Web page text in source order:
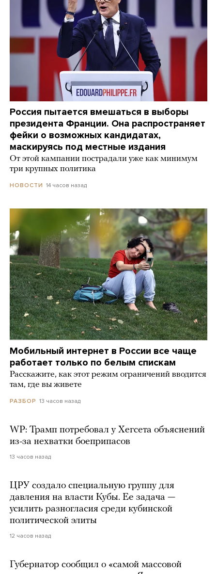
Россия пытается вмешаться в выборы
президента Франции. Она распространяет
фейки о возможных кандидатах,
маскируясь под местные издания
От этой кампании пострадали уже как минимум
три крупных политика
НОВОСТИ 14 часов назад
Мобильный интернет в России все чаще
работает только по белым спискам
Расскажите, как этот режим ограничений вводится
там, где вы живете
РАЗБОР 13 часов назад
WP: Трамп потребовал у Хегсета объяснений
из-за нехватки боеприпасов
13 часов назад
ЦРУ создало специальную группу для
давления на власти Кубы. Ее задача —
усилить разногласия среди кубинской
политической элиты
12 часов назад
Губернатор сообщил о «самой массовой